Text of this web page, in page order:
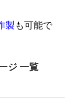
製も可能で
ジ 一覧